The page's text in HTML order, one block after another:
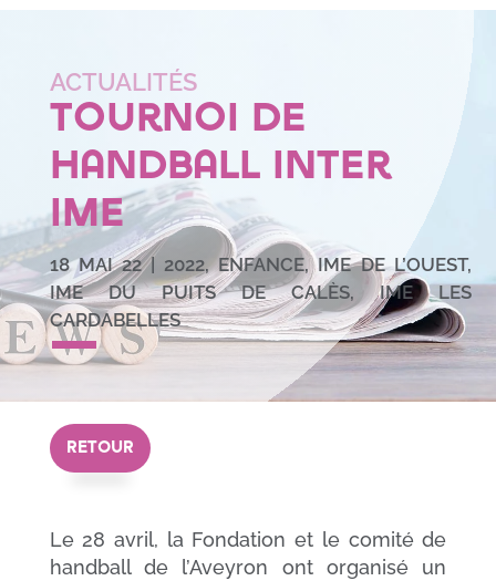
Tournoi de
handball inter
IME
18 MAI 22| 2022,ENFANCE,IME DE L’OUEST,
IME DU PUITS DE CALÈS,IME LES
CARDABELLES
RETOUR
Le 28 avril, la Fondation et le comité de
handball de l’Aveyron ont organisé un